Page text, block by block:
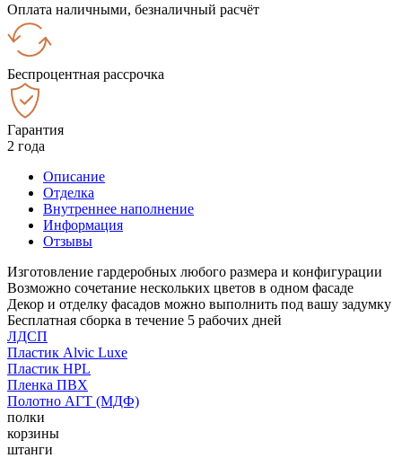
Оплата наличными, безналичный расчёт
Беспроцентная рассрочка
Гарантия
2 года
Описание
Отделка
Внутреннее наполнение
Информация
Отзывы
Изготовление гардеробных любого размера и конфигурации
Возможно сочетание нескольких цветов в одном фасаде
Декор и отделку фасадов можно выполнить под вашу задумку
Бесплатная сборка в течение 5 рабочих дней
ЛДСП
Пластик Alvic Luxe
Пластик HPL
Пленка ПВХ
Полотно АГТ (МДФ)
полки
корзины
штанги